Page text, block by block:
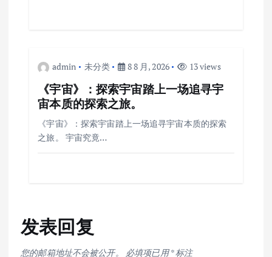
admin 未分类 8 8 月, 2026 13 views
《宇宙》：探索宇宙踏上一场追寻宇
宙本质的探索之旅。
《宇宙》：探索宇宙踏上一场追寻宇宙本质的探索
之旅。 宇宙究竟…
发表回复
您的邮箱地址不会被公开。 必填项已用*标注